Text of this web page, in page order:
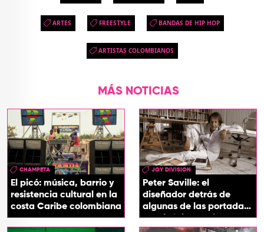
ARTES FREESTYLE BANDAS DE HIP HOP
ARTISTAS COLOMBIANOS
MÁS NOTICIAS
CHAMPETA
El picó: música, barrio y
resistencia cultural en la
costa Caribe colombiana
JOY DIVISION
Peter Saville: el
diseñador detrás de
algunas de las portadas
más icónicas del rock